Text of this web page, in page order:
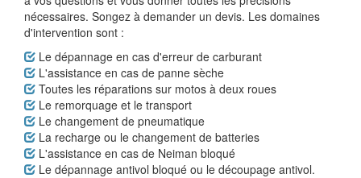
nécessaires. Songez à demander un devis. Les domaines
d'intervention sont :
Le dépannage en cas d'erreur de carburant
L'assistance en cas de panne sèche
Toutes les réparations sur motos à deux roues
Le remorquage et le transport
Le changement de pneumatique
La recharge ou le changement de batteries
L'assistance en cas de Neiman bloqué
Le dépannage antivol bloqué ou le découpage antivol.